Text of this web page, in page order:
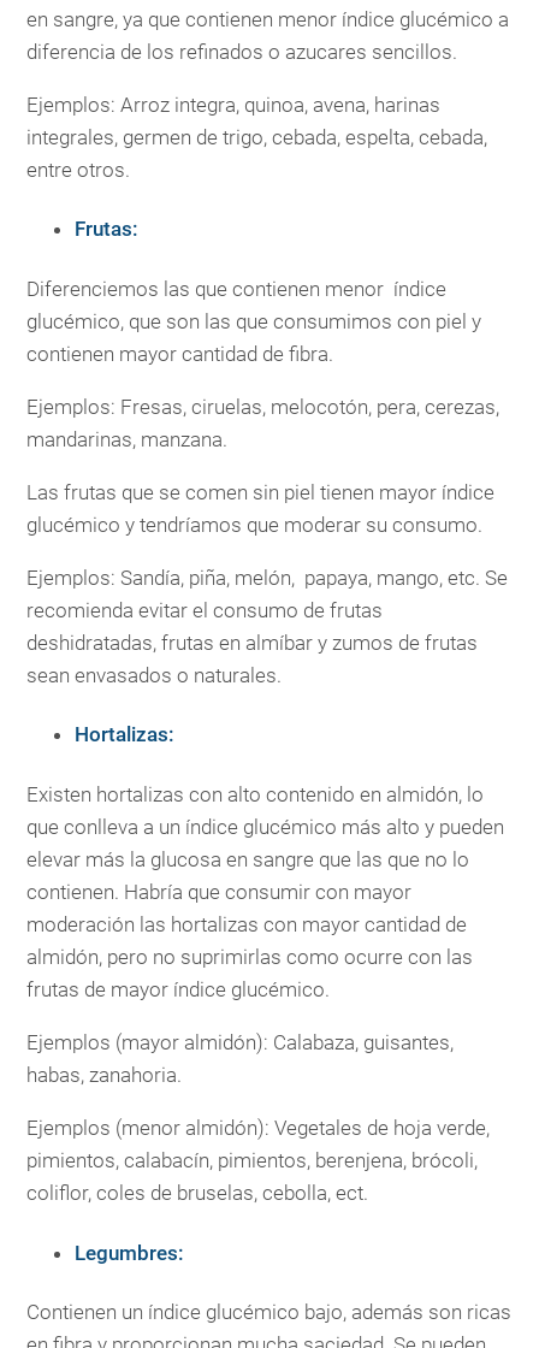
en sangre, ya que contienen menor índice glucémico a
diferencia de los refinados o azucares sencillos.
Ejemplos: Arroz integra, quinoa, avena, harinas
integrales, germen de trigo, cebada, espelta, cebada,
entre otros.
Frutas:
Diferenciemos las que contienen menor índice
glucémico, que son las que consumimos con piel y
contienen mayor cantidad de fibra.
Ejemplos: Fresas, ciruelas, melocotón, pera, cerezas,
mandarinas, manzana.
Las frutas que se comen sin piel tienen mayor índice
glucémico y tendríamos que moderar su consumo.
Ejemplos: Sandía, piña, melón, papaya, mango, etc. Se
recomienda evitar el consumo de frutas
deshidratadas, frutas en almíbar y zumos de frutas
sean envasados o naturales.
Hortalizas:
Existen hortalizas con alto contenido en almidón, lo
que conlleva a un índice glucémico más alto y pueden
elevar más la glucosa en sangre que las que no lo
contienen. Habría que consumir con mayor
moderación las hortalizas con mayor cantidad de
almidón, pero no suprimirlas como ocurre con las
frutas de mayor índice glucémico.
Ejemplos (mayor almidón): Calabaza, guisantes,
habas, zanahoria.
Ejemplos (menor almidón): Vegetales de hoja verde,
pimientos, calabacín, pimientos, berenjena, brócoli,
coliflor, coles de bruselas, cebolla, ect.
Legumbres:
Contienen un índice glucémico bajo, además son ricas